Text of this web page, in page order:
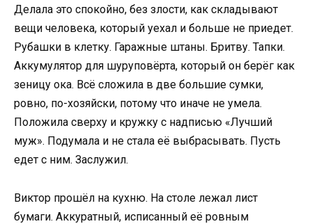
Делала это спокойно, без злости, как складывают
вещи человека, который уехал и больше не приедет.
Рубашки в клетку. Гаражные штаны. Бритву. Тапки.
Аккумулятор для шуруповёрта, который он берёг как
зеницу ока. Всё сложила в две большие сумки,
ровно, по-хозяйски, потому что иначе не умела.
Положила сверху и кружку с надписью «Лучший
муж». Подумала и не стала её выбрасывать. Пусть
едет с ним. Заслужил.
Виктор прошёл на кухню. На столе лежал лист
бумаги. Аккуратный, исписанный её ровным